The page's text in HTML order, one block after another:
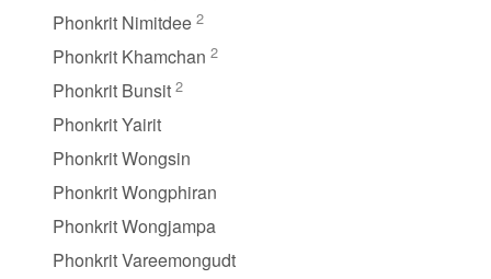
Phonkrit Nimitdee 2
Phonkrit Khamchan 2
Phonkrit Bunsit 2
Phonkrit Yairit
Phonkrit Wongsin
Phonkrit Wongphiran
Phonkrit Wongjampa
Phonkrit Vareemongudt